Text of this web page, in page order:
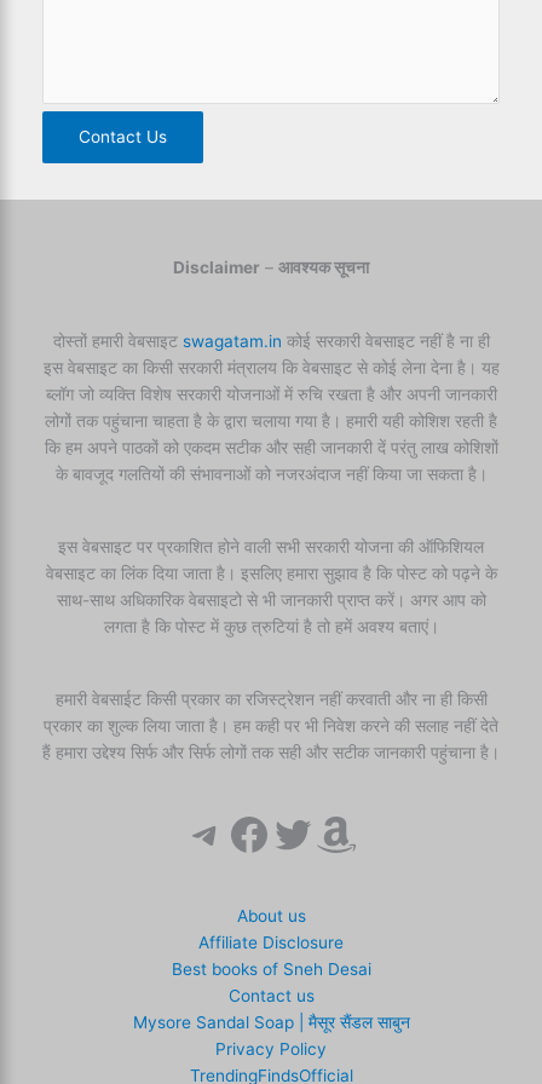
Contact Us
Disclaimer – आवश्यक सूचना
दोस्तों हमारी वेबसाइट swagatam.in कोई सरकारी वेबसाइट नहीं है ना ही
इस वेबसाइट का किसी सरकारी मंत्रालय कि वेबसाइट से कोई लेना देना है। यह
ब्लॉग जो व्यक्ति विशेष सरकारी योजनाओं में रुचि रखता है और अपनी जानकारी
लोगों तक पहुंचाना चाहता है के द्वारा चलाया गया है। हमारी यही कोशिश रहती है
कि हम अपने पाठकों को एकदम सटीक और सही जानकारी दें परंतु लाख कोशिशों
के बावजूद गलतियों की संभावनाओं को नजरअंदाज नहीं किया जा सकता है।
इस वेबसाइट पर प्रकाशित होने वाली सभी सरकारी योजना की ऑफिशियल
वेबसाइट का लिंक दिया जाता है। इसलिए हमारा सुझाव है कि पोस्ट को पढ़ने के
साथ-साथ अधिकारिक वेबसाइटो से भी जानकारी प्राप्त करें। अगर आप को
लगता है कि पोस्ट में कुछ त्रुटियां है तो हमें अवश्य बताएं।
हमारी वेबसाईट किसी प्रकार का रजिस्ट्रेशन नहीं करवाती और ना ही किसी
प्रकार का शुल्क लिया जाता है। हम कही पर भी निवेश करने की सलाह नहीं देते
हैं हमारा उद्देश्य सिर्फ और सिर्फ लोगों तक सही और सटीक जानकारी पहुंचाना है।
Telegram
Facebook
Twitter
Amazon
About us
Affiliate Disclosure
Best books of Sneh Desai
Contact us
Mysore Sandal Soap | मैसूर सैंडल साबुन
Privacy Policy
TrendingFindsOfficial